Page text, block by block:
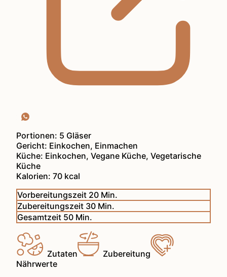
Portionen: 5 Gläser
Gericht: Einkochen, Einmachen
Küche: Einkochen, Vegane Küche, Vegetarische
Küche
Kalorien:70 kcal
Vorbereitungszeit 20Minuten
Min.
Zubereitungszeit 30Minuten
Min.
Gesamtzeit 50Minuten
Min.
Zutaten
Zubereitung
Nährwerte